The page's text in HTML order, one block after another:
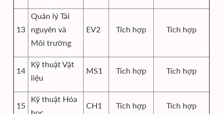
13
Quản lý Tài
nguyên và
Môi trường
EV2 Tích hợp Tích hợp
14
Kỹ thuật Vật
liệu
MS1 Tích hợp Tích hợp
15
Kỹ thuật Hóa
CH1 Tích hợp Tích hợp